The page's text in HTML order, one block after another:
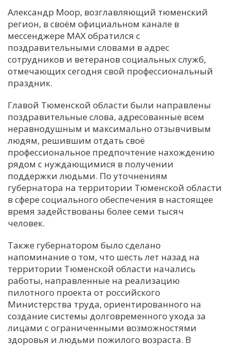
М
Н
Х
Ч
Я
Александр Моор, возглавляющий тюменский
регион, в своём официальном канале в
мессенджере МАХ обратился с
поздравительными словами в адрес
сотрудников и ветеранов социальных служб,
отмечающих сегодня свой профессиональный
праздник.
Главой Тюменской области были направлены
поздравительные слова, адресованные всем
неравнодушным и максимально отзывчивым
людям, решившим отдать своё
профессиональное предпочтение нахождению
рядом с нуждающимися в получении
поддержки людьми. По уточнениям
губернатора на территории Тюменской области
в сфере социального обеспечения в настоящее
время задействованы более семи тысяч
человек.
Также губернатором было сделано
напоминание о том, что шесть лет назад на
территории Тюменской области начались
работы, направленные на реализацию
пилотного проекта от российского
Министерства труда, ориентированного на
создание системы долговременного ухода за
лицами с ограниченными возможностями
здоровья и людьми пожилого возраста. В